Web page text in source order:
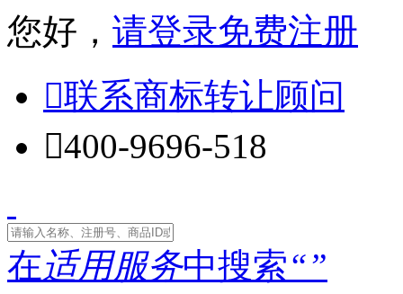
您好， 请登录免费注册
联系商标转让顾问
400-9696-518
在适用服务中搜索“”